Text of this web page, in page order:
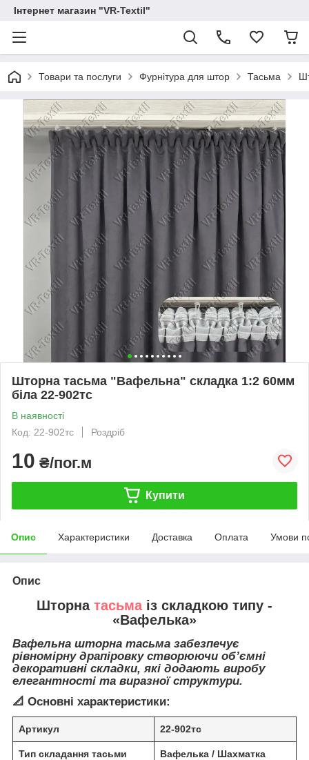
Інтернет магазин "VR-Textil"
Товари та послуги Фурнітура для штор Тасьма
Шторна тасьма "Вафельна" складка 1:2 60мм
біла 22-902тс
В наявності
Код: 22-902тс
Роздріб
10 ₴/пог.м
Купити
Опис Характеристики Доставка Оплата Умови
Опис
Шторна тасьмаіз складкою типу -
«Вафелька»
Вафельна шторна тасьма забезпечує
рівномірну драпіровку створюючи об’ємні
декоративні складки, які додають виробу
елегантності та виразної структури.
📐 Основні характеристики:
Артикул 22-902тс
Тип складання тасьми Вафелька / Шахматка